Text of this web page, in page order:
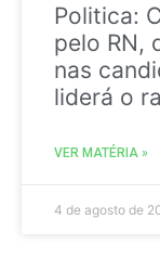
Politica:
pelo RN,
nas
liderá o
VER MATÉRIA »
4 de agosto de